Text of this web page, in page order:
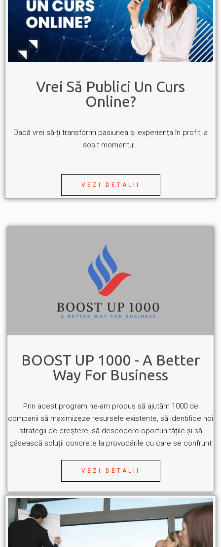
Vrei Să Publici Un Curs
Online?
Dacă vrei să-ți transformi pasiunea și experiența în profit, a
sosit momentul.
VEZI DETALII
BOOST UP 1000 - A Better
Way For Business
Prin acest program ne-am propus să ajutăm 1000 de
companii să maximizeze resursele existente, să identifice noi
strategii de creștere, să descopere oportunitățile și să
găsească soluții concrete la provocările cu care se confrunt
VEZI DETALII